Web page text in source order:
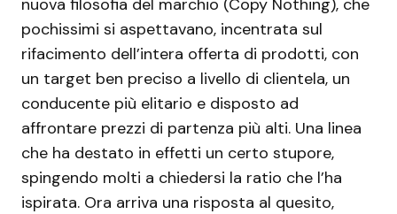
nuova filosofia del marchio (Copy Nothing), che
pochissimi si aspettavano, incentrata sul
rifacimento dell’intera offerta di prodotti, con
un target ben preciso a livello di clientela, un
conducente più elitario e disposto ad
affrontare prezzi di partenza più alti. Una linea
che ha destato in effetti un certo stupore,
spingendo molti a chiedersi la ratio che l’ha
ispirata. Ora arriva una risposta al quesito,